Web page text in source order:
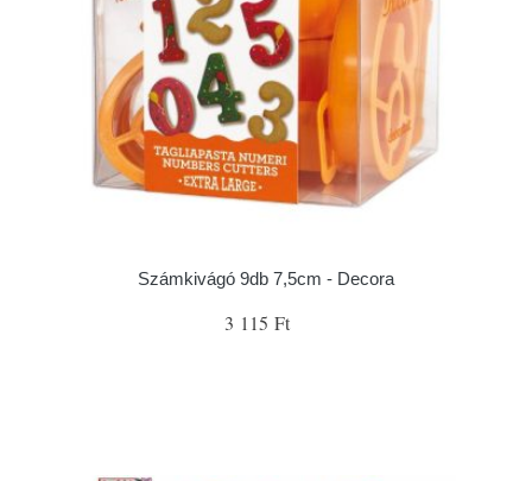
Számkivágó 9db 7,5cm - Decora
3 115 Ft